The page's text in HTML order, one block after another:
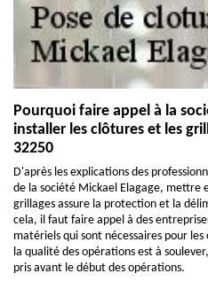
Pourquoi faire appel à la
installer les clôtures et les
32250
D'après les explications des
de la société Mickael Elagage, mettre
grillages assure la protection et la
cela, il faut faire appel à des
matériels qui sont nécessaires pour
la qualité des opérations est à
pris avant le début des opérations.